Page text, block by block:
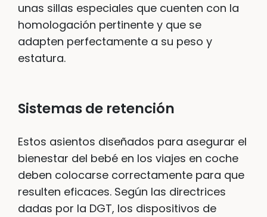
unas sillas especiales que cuenten con la
homologación pertinente y que se
adapten perfectamente a su peso y
estatura.
Sistemas de retención
Estos asientos diseñados para asegurar el
bienestar del bebé en los viajes en coche
deben colocarse correctamente para que
resulten eficaces. Según las directrices
dadas por la DGT, los dispositivos de